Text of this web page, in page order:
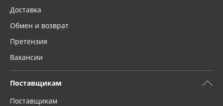
Доставка
Обмен и возврат
Претензия
Вакансии
Поставщикам
Поставщикам